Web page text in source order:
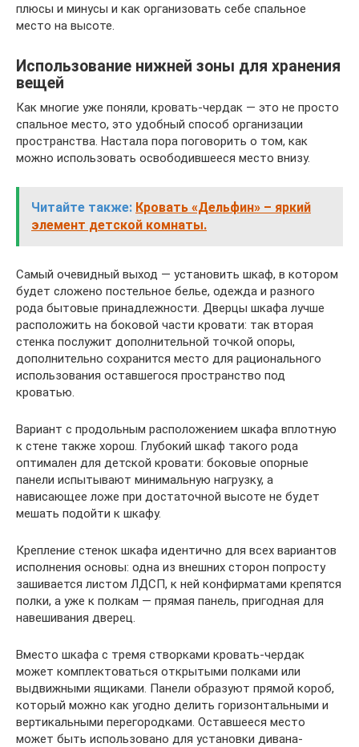
плюсы и минусы и как организовать себе спальное
место на высоте.
Использование нижней зоны для хранения
вещей
Как многие уже поняли, кровать-чердак — это не просто
спальное место, это удобный способ организации
пространства. Настала пора поговорить о том, как
можно использовать освободившееся место внизу.
Читайте также: Кровать «Дельфин» – яркий
элемент детской комнаты.
Самый очевидный выход — установить шкаф, в котором
будет сложено постельное белье, одежда и разного
рода бытовые принадлежности. Дверцы шкафа лучше
расположить на боковой части кровати: так вторая
стенка послужит дополнительной точкой опоры,
дополнительно сохранится место для рационального
использования оставшегося пространство под
кроватью.
Вариант с продольным расположением шкафа вплотную
к стене также хорош. Глубокий шкаф такого рода
оптимален для детской кровати: боковые опорные
панели испытывают минимальную нагрузку, а
нависающее ложе при достаточной высоте не будет
мешать подойти к шкафу.
Крепление стенок шкафа идентично для всех вариантов
исполнения основы: одна из внешних сторон попросту
зашивается листом ЛДСП, к ней конфирматами крепятся
полки, а уже к полкам — прямая панель, пригодная для
навешивания дверец.
Вместо шкафа с тремя створками кровать-чердак
может комплектоваться открытыми полками или
выдвижными ящиками. Панели образуют прямой короб,
который можно как угодно делить горизонтальными и
вертикальными перегородками. Оставшееся место
может быть использовано для установки дивана-